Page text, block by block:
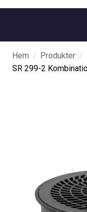
Hem / Produkter /
SR 299-2